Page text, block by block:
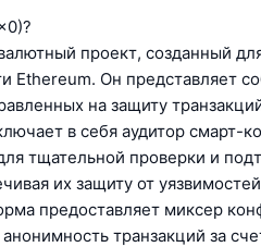
проект, созданный
Ethereum. Он представляет
на защиту
в себя аудитор смарт-
тщательной проверки и
их защиту от
предоставляет миксер
транзакций за